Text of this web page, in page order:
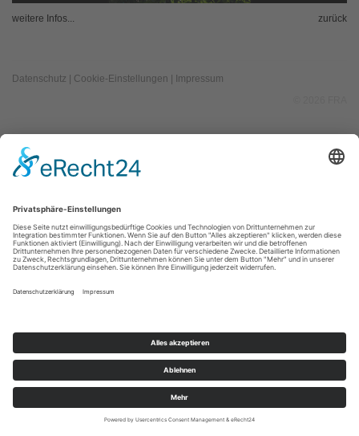
weitere Infos... zurück
Datenschutz | Cookie-Einstellungen | Impressum